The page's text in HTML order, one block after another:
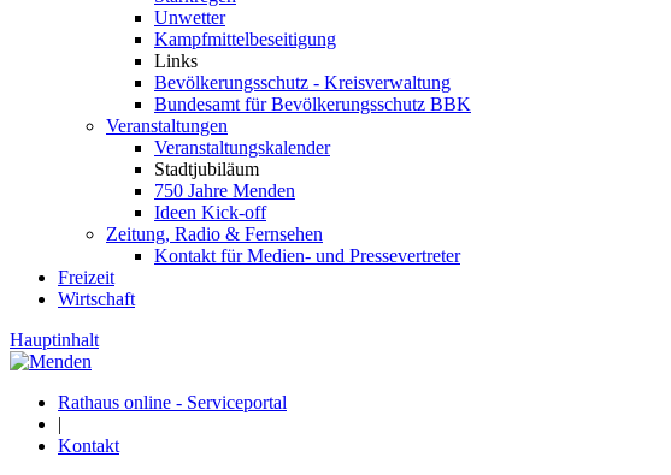
Unwetter
Kampfmittelbeseitigung
Links
Bevölkerungsschutz - Kreisverwaltung
Bundesamt für Bevölkerungsschutz BBK
Veranstaltungen
Veranstaltungskalender
Stadtjubiläum
750 Jahre Menden
Ideen Kick-off
Zeitung, Radio & Fernsehen
Kontakt für Medien- und Pressevertreter
Freizeit
Wirtschaft
Hauptinhalt
Rathaus online - Serviceportal
|
Kontakt